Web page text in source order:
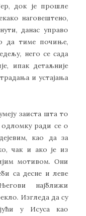
док је прошле
наговештено,
данас управо
да тиме почиње,
него се сада
ипак детаљније
и устајања
заиста шта то
ради се о
као да за
чак и ако је из
мотивом. Они
са десне и леве
најближи
Изгледа да су
у Исуса као